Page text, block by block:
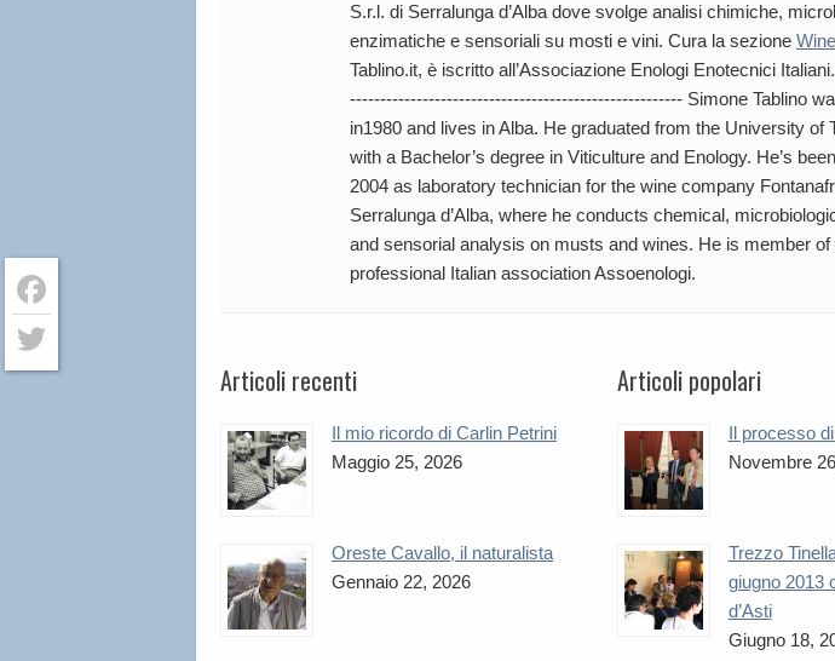
S.r.l. di Serralunga d’Alba dove svolge analisi chimiche,
enzimatiche e sensoriali su mosti e vini. Cura la sezione
Tablino.it, è iscritto all’Associazione Enologi Enotecnici
------------------------------------------------------- Simone Tablino
in1980 and lives in Alba. He graduated from the University of
with a Bachelor’s degree in Viticulture and Enology. He’s
2004 as laboratory technician for the wine company
Serralunga d’Alba, where he conducts chemical,
and sensorial analysis on musts and wines. He is member of
professional Italian association Assoenologi.
Articoli recenti
Il mio ricordo di Carlin Petrini
Maggio 25, 2026
Oreste Cavallo, il naturalista
Gennaio 22, 2026
Articoli popolari
Il processo
Novembre
Trezzo
giugno 2013
d’Asti
Giugno 18,
Facebook
Twitter